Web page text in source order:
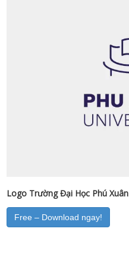
Logo Trường Đại Học Phú Xuân
Free – Download ngay!